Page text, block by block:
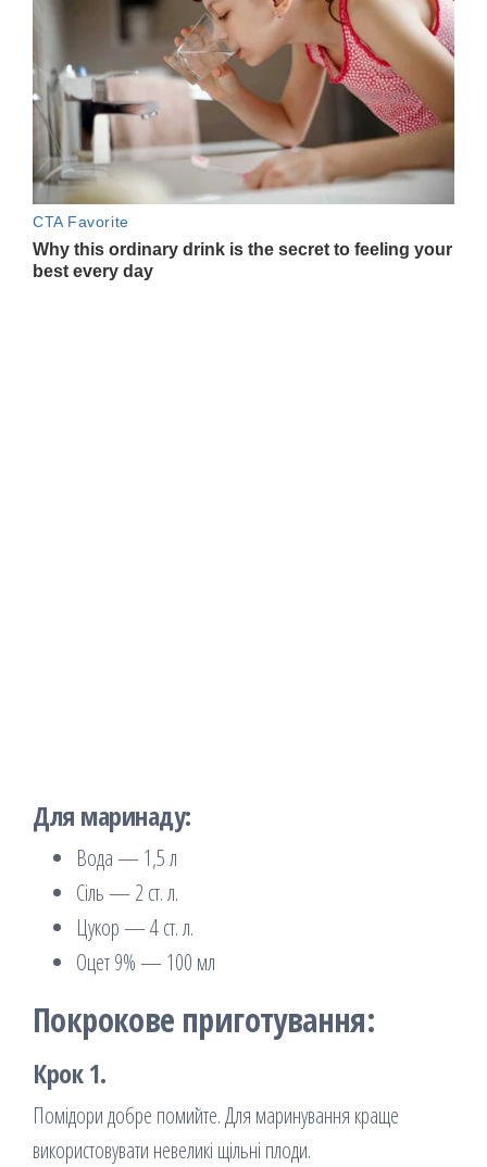
Для маринаду:
Вода — 1,5 л
Сіль — 2 ст. л.
Цукор — 4 ст. л.
Оцет 9% — 100 мл
Покрокове приготування:
Крок 1.
Помідори добре помийте. Для маринування краще
використовувати невеликі щільні плоди.